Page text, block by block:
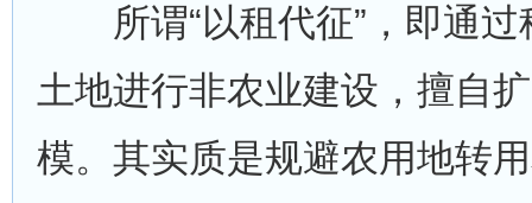
所谓“以租代征”，即通过
土地进行非农业建设，擅自
模。其实质是规避农用地转